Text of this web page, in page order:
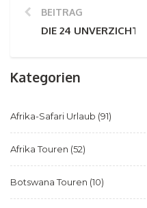
BEITRAG
DIE 24
Kategorien
Afrika-Safari Urlaub (91)
Afrika Touren (52)
Botswana Touren (10)